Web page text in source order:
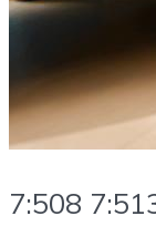
7:508